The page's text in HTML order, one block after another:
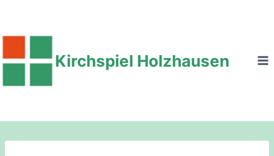
springen
Kirchspiel Holzhausen